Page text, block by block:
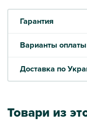
Гарантия
Варианты оплаты
Доставка по
Товари из